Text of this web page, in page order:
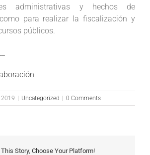
administrativas y hechos de
para realizar la fiscalización y
públicos.
| Uncategorized | 0 Comments
Story, Choose Your Platform!